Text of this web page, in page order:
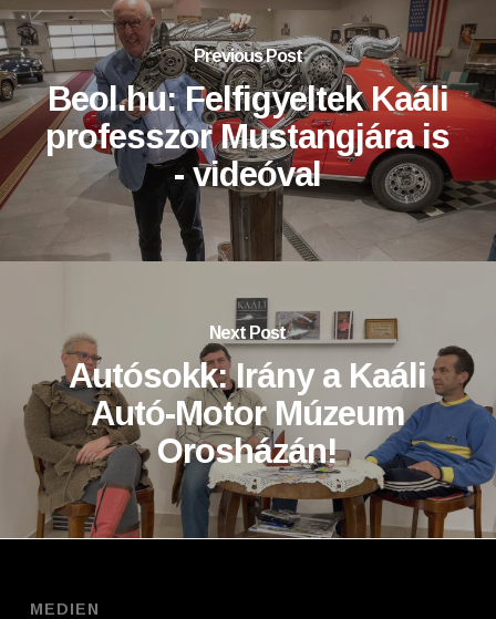
Previous Post
Beol.hu: Felfigyeltek Kaáli
professzor Mustangjára is
- videóval
Next Post
Autósokk: Irány a Kaáli
Autó-Motor Múzeum
Orosházán!
MEDIEN